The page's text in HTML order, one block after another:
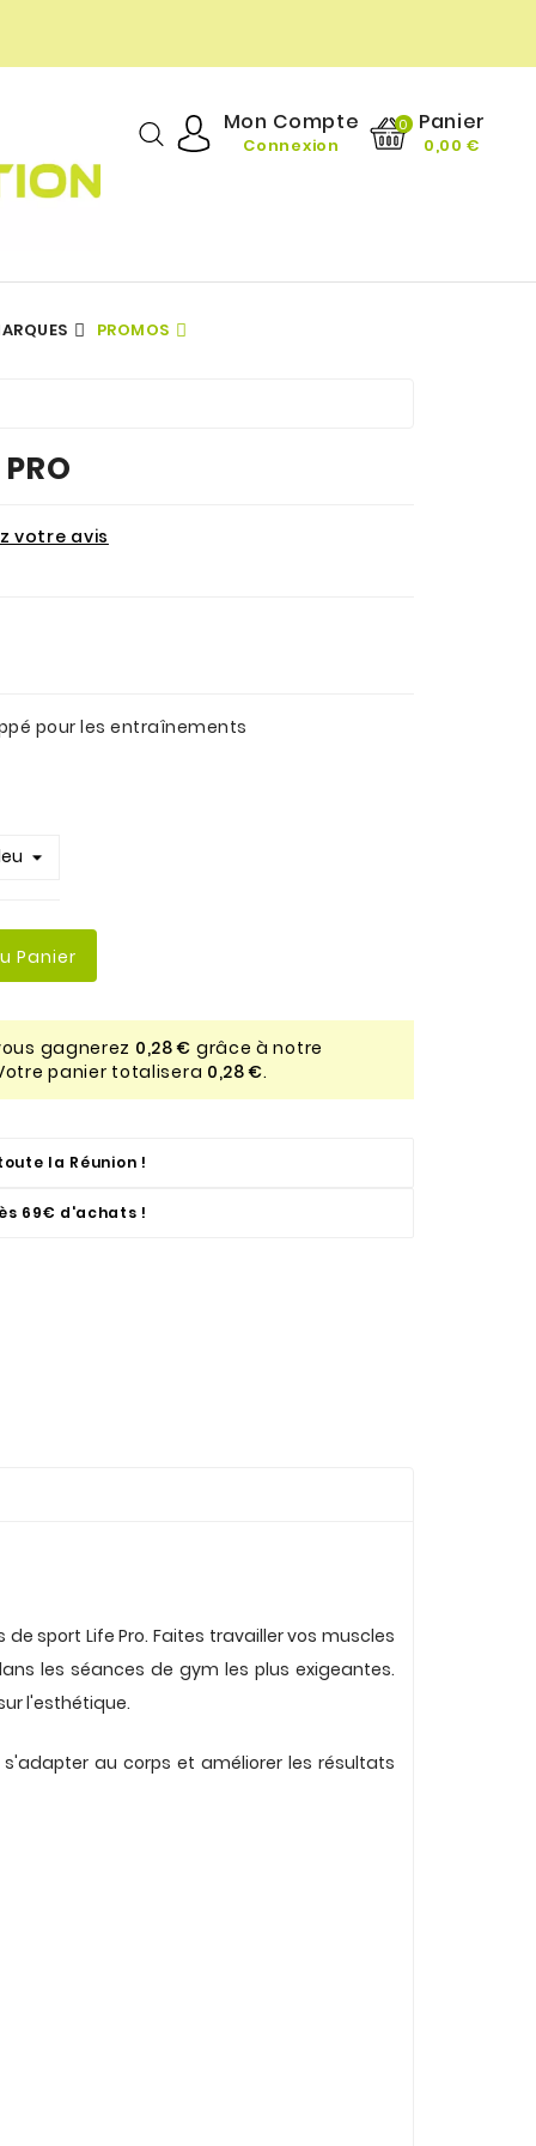
Mon Compte
Connexion
0 Panier
0,00 €
PROMOS
votre avis
pour les entraînements
Panier
gagnerez 0,28 € grâce à notre
panier totalisera 0,28 €.
la Réunion !
69€ d'achats !
sport Life Pro. Faites travailler vos muscles
les séances de gym les plus exigeantes.
l'esthétique.
au corps et améliorer les résultats